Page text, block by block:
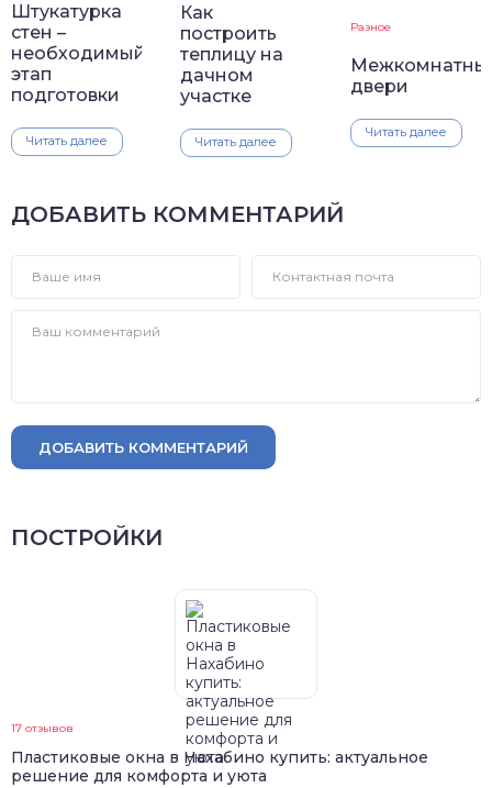
Штукатурка
стен –
необходимый
этап
подготовки
Читать далее
Как
построить
теплицу на
дачном
участке
Читать далее
Разное
двери
Читать далее
ДОБАВИТЬ КОММЕНТАРИЙ
ДОБАВИТЬ КОММЕНТАРИЙ
ПОСТРОЙКИ
17 отзывов
Пластиковые окна в Нахабино купить: актуальное
решение для комфорта и уюта